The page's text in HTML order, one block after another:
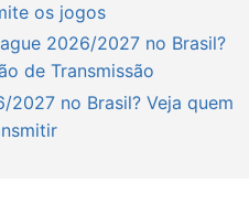
os jogos
2026/2027 no Brasil?
de Transmissão
2027 no Brasil? Veja quem